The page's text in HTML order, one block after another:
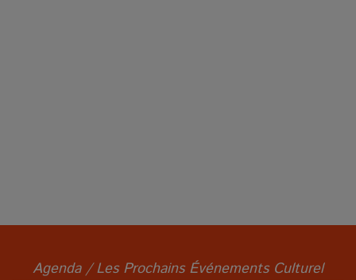
Agenda / Les Prochains Événements Culturel